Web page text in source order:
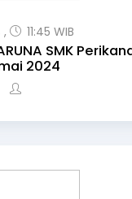
, 11:45 WIB
SMK
2024